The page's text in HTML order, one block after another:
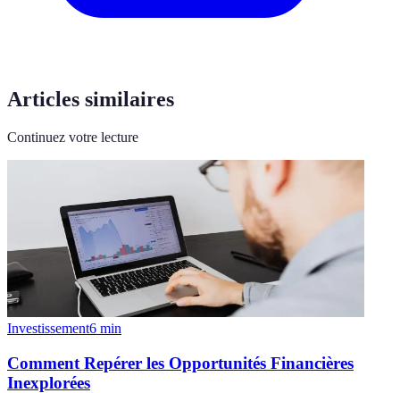
Articles similaires
Continuez votre lecture
Investissement6 min
Comment Repérer les Opportunités Financières
Inexplorées